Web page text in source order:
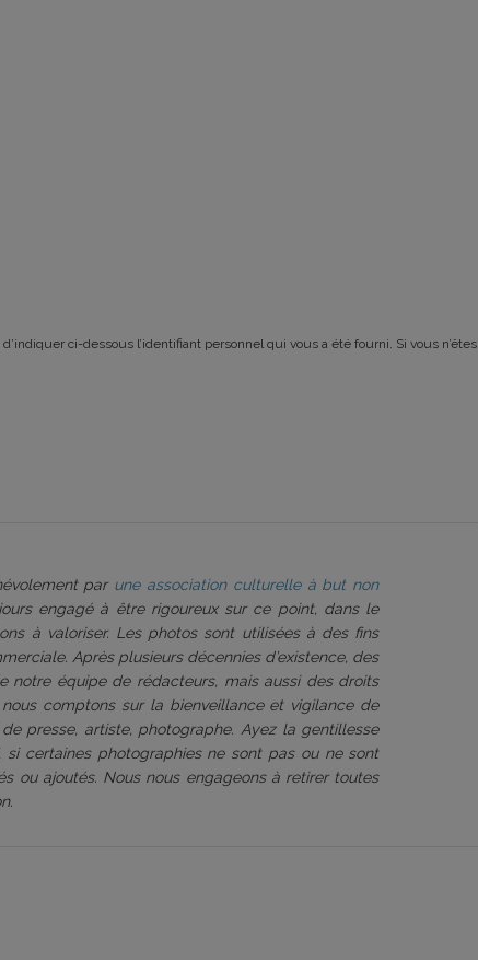
ci-dessous l’identifiant personnel qui vous a été fourni. Si vous n’êtes
par une association culturelle à but non
engagé à être rigoureux sur ce point, dans le
à valoriser. Les photos sont utilisées à des fins
Après plusieurs décennies d’existence, des
notre équipe de rédacteurs, mais aussi des droits
comptons sur la bienveillance et vigilance de
presse, artiste, photographe. Ayez la gentillesse
si certaines photographies ne sont pas ou ne sont
ou ajoutés. Nous nous engageons à retirer toutes